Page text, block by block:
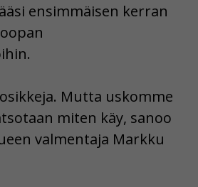
ensimmäisen kerran
Mutta uskomme
miten käy, sanoo
valmentaja Markku